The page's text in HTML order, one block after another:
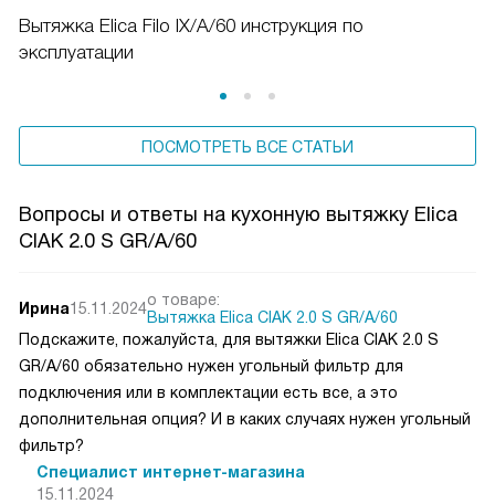
Вытяжка Elica Filo IX/A/60 инструкция по
эксплуатации
ПОСМОТРЕТЬ ВСЕ СТАТЬИ
Вопросы и ответы на кухонную вытяжку Elica
CIAK 2.0 S GR/A/60
Ирина15.11.2024о товаре:
Вытяжка Elica CIAK 2.0 S GR/A/60
Подскажите, пожалуйста, для вытяжки Elica CIAK 2.0 S
GR/A/60 обязательно нужен угольный фильтр для
подключения или в комплектации есть все, а это
дополнительная опция? И в каких случаях нужен угольный
фильтр?
Специалист интернет-магазина
15.11.2024